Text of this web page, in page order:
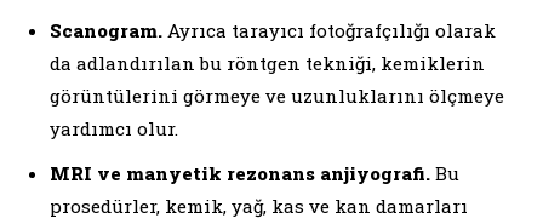
Scanogram. Ayrıca tarayıcı fotoğrafçılığı olarak
da adlandırılan bu röntgen tekniği, kemiklerin
görüntülerini görmeye ve uzunluklarını ölçmeye
yardımcı olur.
MRI ve manyetik rezonans anjiyografi. Bu
prosedürler, kemik, yağ, kas ve kan damarları